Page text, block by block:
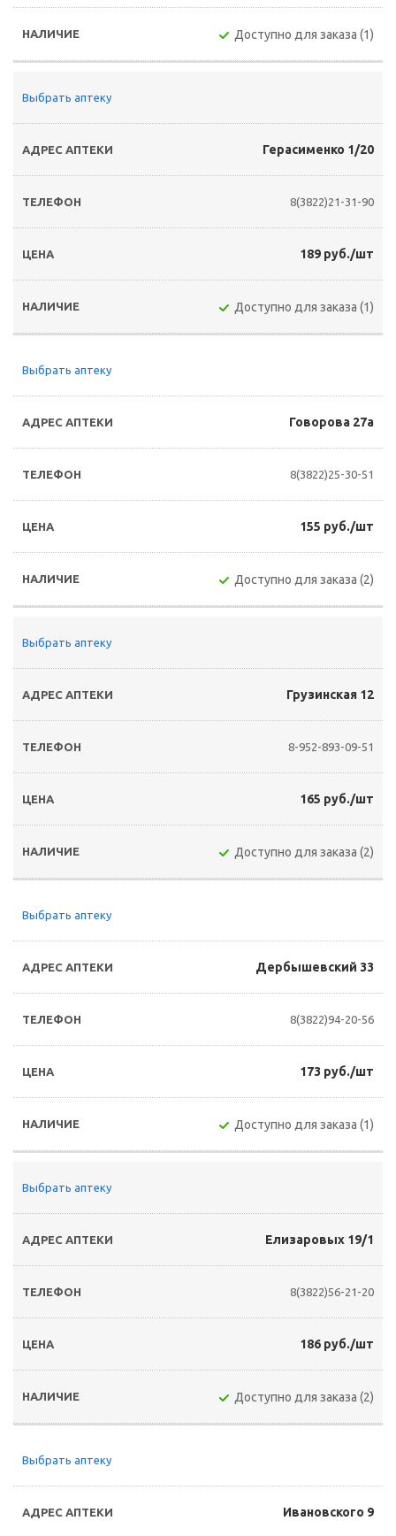
Доступно для заказа (1)
Выбрать аптеку
Герасименко 1/20
8(3822)21-31-90
189 руб./шт
Доступно для заказа (1)
Выбрать аптеку
Говорова 27а
8(3822)25-30-51
155 руб./шт
Доступно для заказа (2)
Выбрать аптеку
Грузинская 12
8-952-893-09-51
165 руб./шт
Доступно для заказа (2)
Выбрать аптеку
Дербышевский 33
8(3822)94-20-56
173 руб./шт
Доступно для заказа (1)
Выбрать аптеку
Елизаровых 19/1
8(3822)56-21-20
186 руб./шт
Доступно для заказа (2)
Выбрать аптеку
Ивановского 9